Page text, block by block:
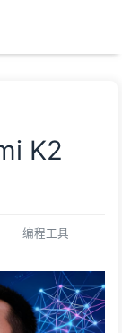
K2
编程工具